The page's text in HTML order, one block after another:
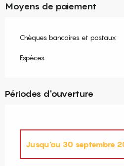
Moyens de paiement
Chèques bancaires et postaux
Espèces
Périodes d'ouverture
Jusqu'au 30 septembre